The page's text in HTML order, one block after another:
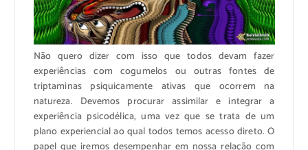
Não quero dizer com isso que todos devam fazer
experiências com cogumelos ou outras fontes de
triptaminas psiquicamente ativas que ocorrem na
natureza. Devemos procurar assimilar e integrar a
experiência psicodélica, uma vez que se trata de um
plano experiencial ao qual todos temos acesso direto. O